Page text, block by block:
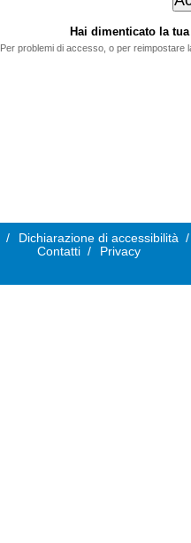
Hai dimenticato la
Per problemi di accesso, o per reimpostare
/ Dichiarazione di accessibilità /
Contatti / Privacy